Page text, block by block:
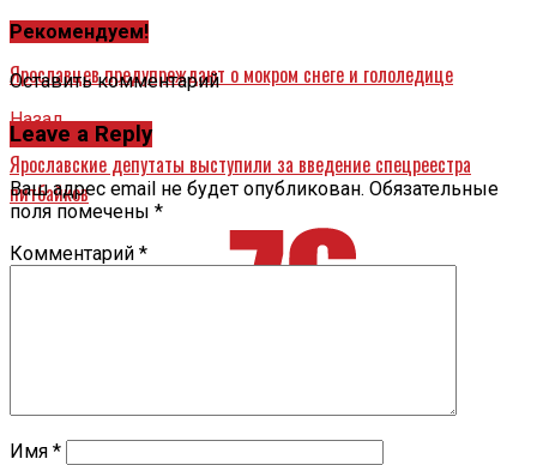
Вперед
Ярославцев предупреждают о мокром снеге и гололедице
Назад
Ярославские депутаты выступили за введение спецреестра
питбайков
Рекомендуем!
Оставить комментарий
Leave a Reply
Ваш адрес email не будет опубликован. Обязательные
поля помечены *
Комментарий *
Имя *